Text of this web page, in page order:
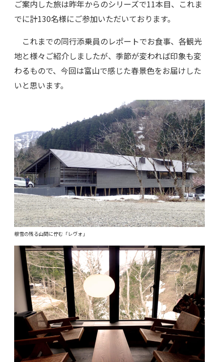
ご案内した旅は昨年からのシリーズで11本目、これま
でに計130名様にご参加いただいております。
これまでの同行添乗員のレポートでお食事、各観光
地と様々ご紹介しましたが、季節が変われば印象も変
わるもので、今回は富山で感じた春景色をお届けした
いと思います。
根雪の残る山間に佇む「レヴォ」